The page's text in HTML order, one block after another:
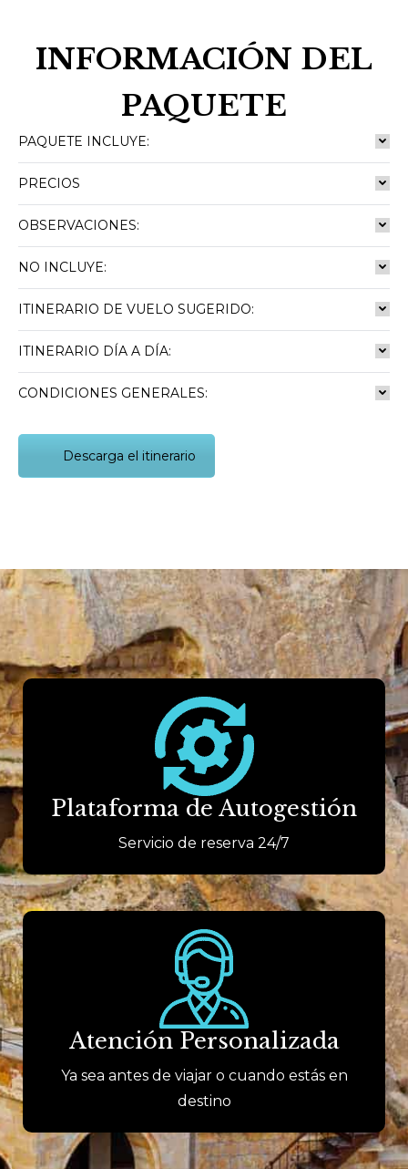
INFORMACIÓN DEL
PAQUETE
PAQUETE INCLUYE:
PRECIOS
OBSERVACIONES:
NO INCLUYE:
ITINERARIO DE VUELO SUGERIDO:
ITINERARIO DÍA A DÍA:
CONDICIONES GENERALES:
Descarga el itinerario
Plataforma de Autogestión
Servicio de reserva 24/7
Atención Personalizada
Ya sea antes de viajar o cuando estás en
destino